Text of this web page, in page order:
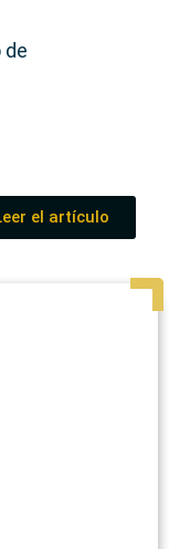
de
el artículo